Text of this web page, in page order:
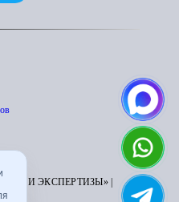
И ЭКСПЕРТИЗЫ» |